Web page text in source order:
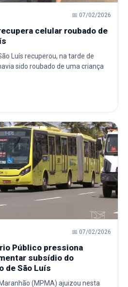
📅 07/02/2026
celular roubado de
Luís recuperou, na tarde de
sido roubado de uma criança
📅 07/02/2026
Público pressiona
subsídio do
de São Luís
(MPMA) ajuizou nesta